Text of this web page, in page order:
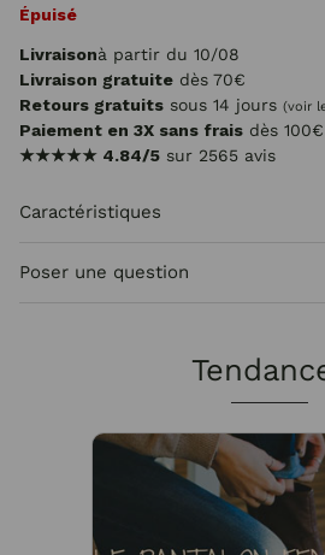
Épuisé
Livraisonà partir du 10/08
Livraison gratuite dès 70€
Retours gratuits sous 14 jours (voir
Paiement en 3X sans frais dès 100€
★★★★★ 4.84/5 sur 2565 avis
Caractéristiques
Poser une question